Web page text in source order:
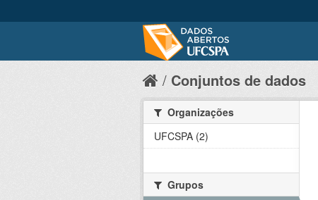
Conjuntos de dados
Organizações
UFCSPA (2)
Grupos